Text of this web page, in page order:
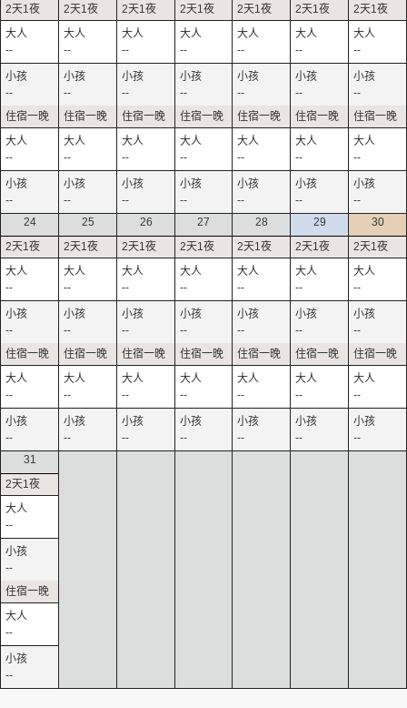
--
--
--
--
--
--
--
--
--
--
--
--
--
--
--
--
--
--
--
--
--
--
--
--
--
--
--
--
24
--
--
--
--
25
--
--
--
--
26
--
--
--
--
27
--
--
--
--
28
--
--
--
--
29
--
--
--
--
30
--
--
--
--
31
--
--
--
--